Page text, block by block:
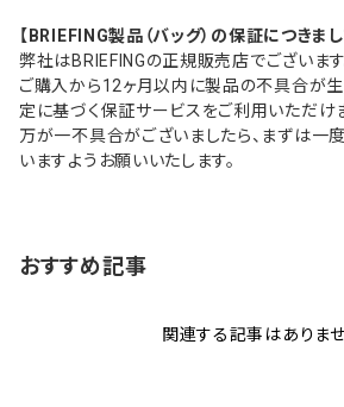
【BRIEFING製品（バッグ）の保証につきまし
弊社はBRIEFINGの正規販売店でございます
ご購入から12ヶ月以内に製品の不具合が生
定に基づく保証サービスをご利用いただけま
万が一不具合がございましたら、まずは一
いますようお願いいたします。
おすすめ記事
関連する記事はありませ